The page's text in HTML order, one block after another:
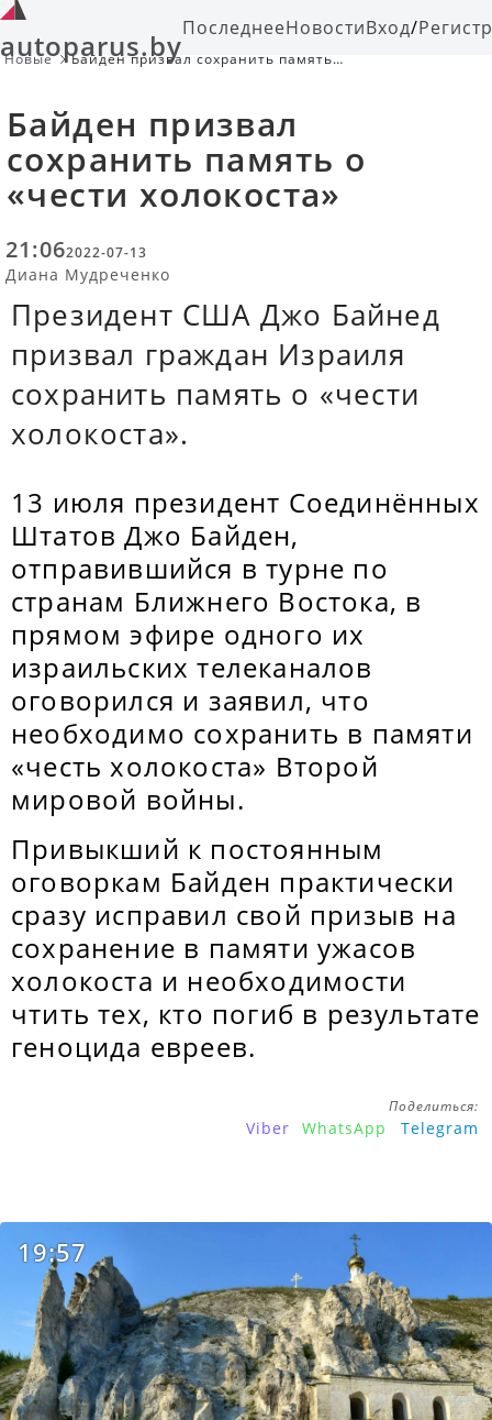
autoparus.byПоследнееНовостиВход/
Новые
Байден призвал сохранить память о
Байден призвал
сохранить память о
«чести холокоста»
21:062022-07-13
Диана Мудреченко
Президент США Джо Байнед
призвал граждан Израиля
сохранить память о «чести
холокоста».
13 июля президент Соединённых
Штатов Джо Байден,
отправившийся в турне по
странам Ближнего Востока, в
прямом эфире одного их
израильских телеканалов
оговорился и заявил, что
необходимо сохранить в памяти
«честь холокоста» Второй
мировой войны.
Привыкший к постоянным
оговоркам Байден практически
сразу исправил свой призыв на
сохранение в памяти ужасов
холокоста и необходимости
чтить тех, кто погиб в результате
геноцида евреев.
Поделиться:
Viber WhatsApp Telegram
19:57